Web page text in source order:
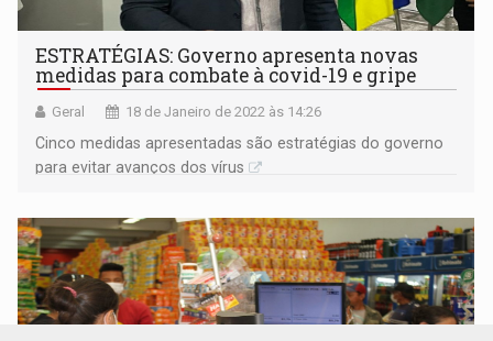
ESTRATÉGIAS: Governo apresenta novas
medidas para combate à covid-19 e gripe
Geral 18 de Janeiro de 2022 às 14:26
Cinco medidas apresentadas são estratégias do governo
para evitar avanços dos vírus